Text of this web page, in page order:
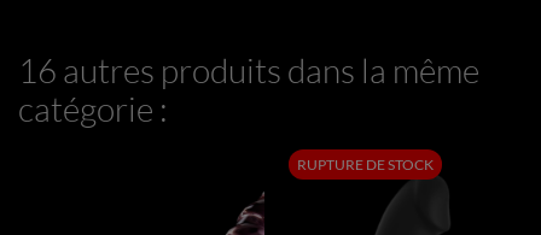
16 autres produits dans la même
catégorie :
RUPTURE DE STOCK